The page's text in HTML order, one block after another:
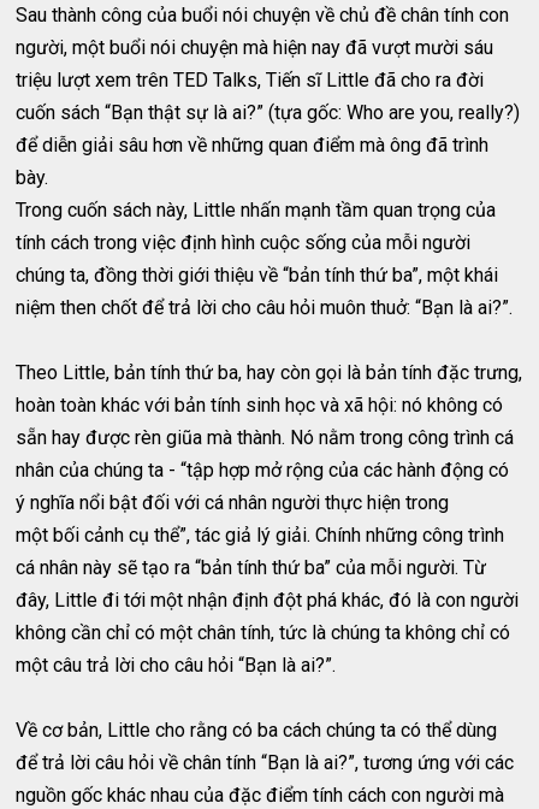
Sau thành công của buổi nói chuyện về chủ đề chân tính con
người, một buổi nói chuyện mà hiện nay đã vượt mười sáu
triệu lượt xem trên TED Talks, Tiến sĩ Little đã cho ra đời
cuốn sách “Bạn thật sự là ai?” (tựa gốc: Who are you, really?)
để diễn giải sâu hơn về những quan điểm mà ông đã trình
bày.
Trong cuốn sách này, Little nhấn mạnh tầm quan trọng của
tính cách trong việc định hình cuộc sống của mỗi người
chúng ta, đồng thời giới thiệu về “bản tính thứ ba”, một khái
niệm then chốt để trả lời cho câu hỏi muôn thuở: “Bạn là ai?”.
Theo Little, bản tính thứ ba, hay còn gọi là bản tính đặc trưng,
hoàn toàn khác với bản tính sinh học và xã hội: nó không có
sẵn hay được rèn giũa mà thành. Nó nằm trong công trình cá
nhân của chúng ta - “tập hợp mở rộng của các hành động có
ý nghĩa nổi bật đối với cá nhân người thực hiện trong
một bối cảnh cụ thể”, tác giả lý giải. Chính những công trình
cá nhân này sẽ tạo ra “bản tính thứ ba” của mỗi người. Từ
đây, Little đi tới một nhận định đột phá khác, đó là con người
không cần chỉ có một chân tính, tức là chúng ta không chỉ có
một câu trả lời cho câu hỏi “Bạn là ai?”.
Về cơ bản, Little cho rằng có ba cách chúng ta có thể dùng
để trả lời câu hỏi về chân tính “Bạn là ai?”, tương ứng với các
nguồn gốc khác nhau của đặc điểm tính cách con người mà